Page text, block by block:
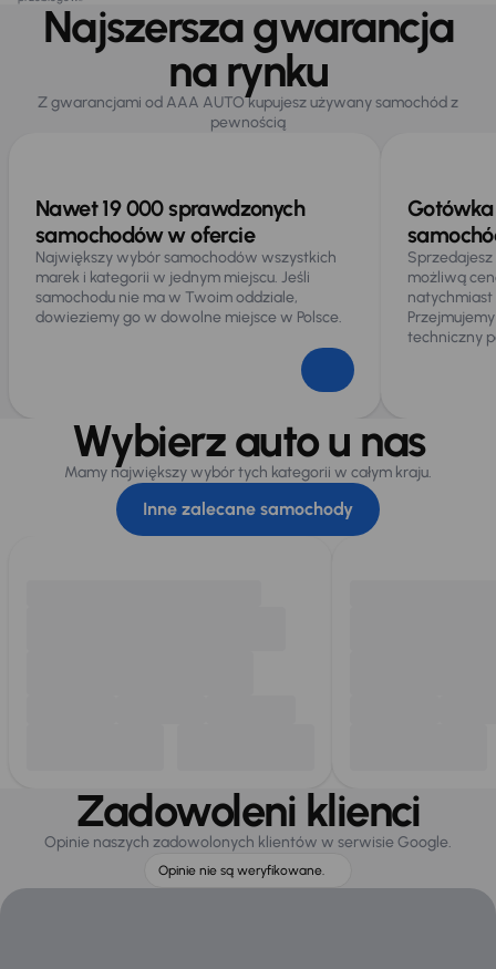
Najszersza gwarancja
na rynku
Z gwarancjami od AAA AUTO kupujesz używany samochód z
pewnością
Nawet 19 000 sprawdzonych
samochodów w ofercie
Największy wybór samochodów wszystkich
marek i kategorii w jednym miejscu. Jeśli
samochodu nie ma w Twoim oddziale,
dowieziemy go w dowolne miejsce w Polsce.
możliwą
techniczny
Wybierz auto u nas
Mamy największy wybór tych kategorii w całym kraju.
Inne zalecane samochody
Zadowoleni klienci
Opinie naszych zadowolonych klientów w serwisie Google.
Opinie nie są weryfikowane.